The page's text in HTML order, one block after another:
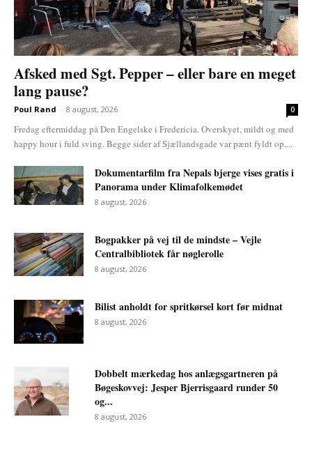
Afsked med Sgt. Pepper – eller bare en meget
lang pause?
Poul Rand - 8 august, 2026 0
Fredag eftermiddag på Den Engelske i Fredericia. Overskyet, mildt og med
happy hour i fuld sving. Begge sider af Sjællandsgade var pænt fyldt op,...
Dokumentarfilm fra Nepals bjerge vises gratis i
Panorama under Klimafolkemødet
8 august, 2026
Bogpakker på vej til de mindste – Vejle
Centralbibliotek får nøglerolle
8 august, 2026
Bilist anholdt for spritkørsel kort før midnat
8 august, 2026
Dobbelt mærkedag hos anlægsgartneren på
Bøgeskovvej: Jesper Bjerrisgaard runder 50
og...
8 august, 2026